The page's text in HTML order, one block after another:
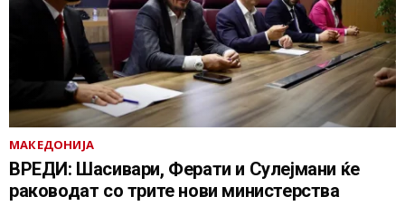
МАКЕДОНИЈА
ВРЕДИ: Шасивари, Ферати и Сулејмани ќе
раководат со трите нови министерства